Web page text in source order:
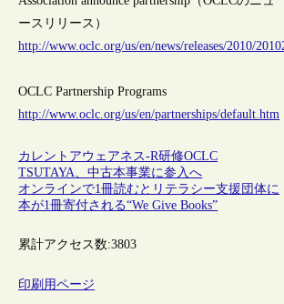
ースリリース）
http://www.oclc.org/us/en/news/releases/2010/
OCLC Partnership Programs
http://www.oclc.org/us/en/partnerships/default.htm
カレントアウェアネス-R研修OCLC
TSUTAYA、中古本事業に参入へ
オンラインで1冊読むとリテラシー支援団体に
本が1冊寄付される“We Give Books”
累計アクセス数:3803
印刷用ページ